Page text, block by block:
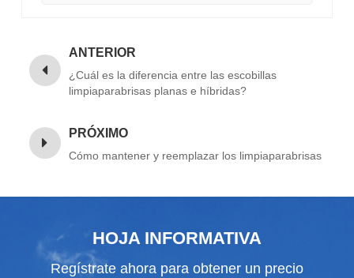
ANTERIOR
¿Cuál es la diferencia entre las escobillas
limpiaparabrisas planas e híbridas?
PRÓXIMO
Cómo mantener y reemplazar los limpiaparabrisas
HOJA INFORMATIVA
Regístrate ahora para obtener un precio